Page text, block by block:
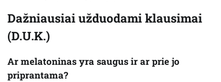
Dažniausiai užduodami klausimai
(D.U.K.)
Ar melatoninas yra saugus ir ar prie jo
priprantama?